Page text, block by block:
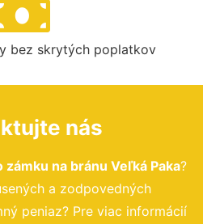
bez skrytých poplatkov
nás
na bránu Veľká Paka?
a zodpovedných
peniaz? Pre viac informácií